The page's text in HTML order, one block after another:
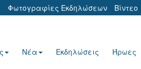
Φωτογραφίες Εκδηλώσεων Βίντεο
Νέα Εκδηλώσεις Ήρωες